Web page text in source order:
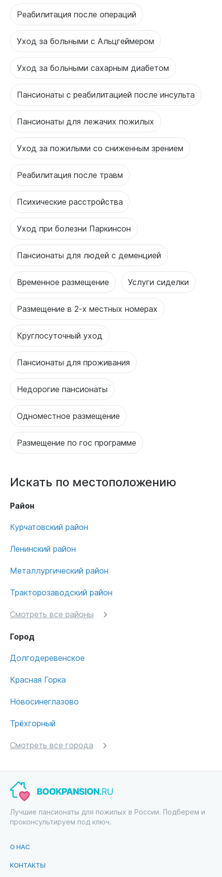
Реабилитация после операций
Уход за больными с Альцгеймером
Уход за больными сахарным диабетом
Пансионаты с реабилитацией после инсульта
Пансионаты для лежачих пожилых
Уход за пожилыми со сниженным зрением
Реабилитация после травм
Психические расстройства
Уход при болезни Паркинсон
Пансионаты для людей с деменцией
Временное размещение Услуги сиделки
Размещение в 2-х местных номерах
Круглосуточный уход
Пансионаты для проживания
Недорогие пансионаты
Одноместное размещение
Размещение по гос программе
Искать по местоположению
Район
Курчатовский район
Ленинский район
Металлургический район
Тракторозаводский район
Смотреть все районы
Город
Долгодеревенское
Красная Горка
Новосинеглазово
Трёхгорный
Смотреть все города
Лучшие пансионаты для пожилых в России. Подберем и
проконсультируем под ключ.
О НАС
КОНТАКТЫ